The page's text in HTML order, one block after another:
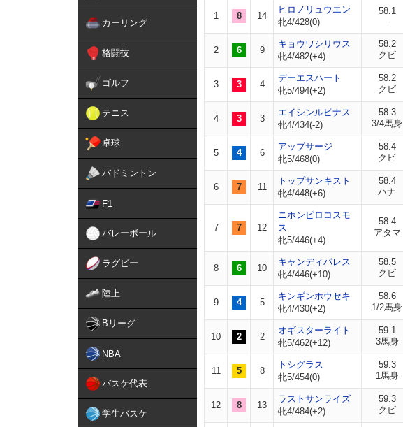
カーリング
格闘技
ゴルフ
テニス
卓球
バドミントン
F1
バレーボール
ラグビー
陸上
Bリーグ
NBA
バスケ代表
学生バスケ
1 8 14
ヒロノリュウエン
牝4/428(0)
58.1
-
2 6 9
キョウワシリウス
牝4/482(+4)
58.2
クビ
3 3 4
デーエスハート
牝5/494(+2)
58.2
クビ
4 3 3
エイシンルピナス
牝4/434(-2)
58.3
3/4馬身
5 4 6
アップサージ
牝5/468(0)
58.4
クビ
6 7 11
トップサンキスト
牝4/448(+6)
58.4
ハナ
7 7 12
ニホンピロコスモ
ス
牝5/446(+4)
58.4
アタマ
8 6 10
キャンディパレス
牝4/446(+10)
58.5
クビ
9 4 5
キンギンホウセキ
牝4/430(+2)
58.6
1/2馬身
10 2 2
オギスターライト
牝5/462(+12)
59.1
3馬身
11 5 8
トシグラス
牝5/454(0)
59.3
1馬身
12 8 13
ラストサンライズ
牝4/484(+2)
59.3
クビ